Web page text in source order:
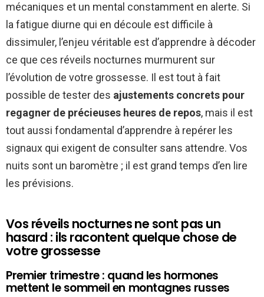
mécaniques et un mental constamment en alerte. Si
la fatigue diurne qui en découle est difficile à
dissimuler, l’enjeu véritable est d’apprendre à décoder
ce que ces réveils nocturnes murmurent sur
l’évolution de votre grossesse. Il est tout à fait
possible de tester des ajustements concrets pour
regagner de précieuses heures de repos, mais il est
tout aussi fondamental d’apprendre à repérer les
signaux qui exigent de consulter sans attendre. Vos
nuits sont un baromètre ; il est grand temps d’en lire
les prévisions.
Vos réveils nocturnes ne sont pas un
hasard : ils racontent quelque chose de
votre grossesse
Premier trimestre : quand les hormones
mettent le sommeil en montagnes russes